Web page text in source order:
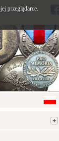
przeglądarce.